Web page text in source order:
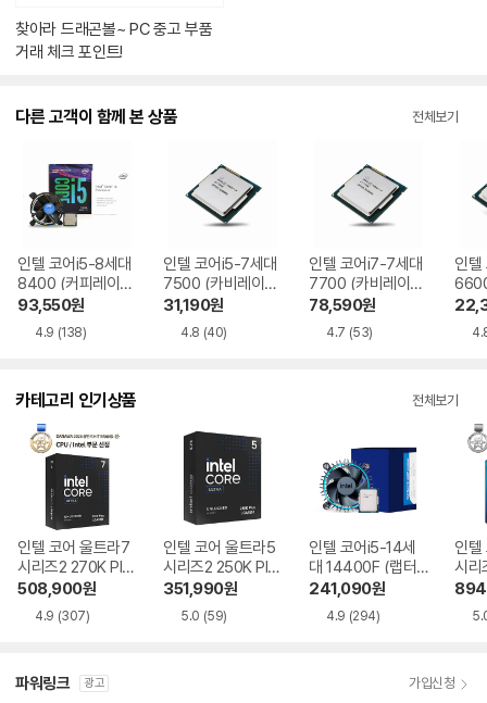
찾아라 드래곤볼~ PC 중고 부품
거래 체크 포인트!
다른 고객이 함께 본 상품 전체보기
인텔 코어i5-8세대
8400 (커피레이
크) 정품
93,550원
4.9 (138)
인텔 코어i5-7세대
7500 (카비레이크)
중고
31,190원
4.8 (40)
인텔 코어i7-7세대
7700 (카비레이크)
중고
78,590원
4.7 (53)
인
크)
카테고리 인기상품 전체보기
인텔 코어 울트라7
시리즈2 270K Plu
s (애로우레이크 리
프레시)
508,900원
4.9 (307)
인텔 코어 울트라5
시리즈2 250K Plu
s (애로우레이크 리
프레시)
351,990원
5.0 (59)
인텔 코어i5-14세
대 14400F (랩터
레이크 리프레시)
241,090원
4.9 (294)
인텔
시리
로우
파워링크 광고 가입신청